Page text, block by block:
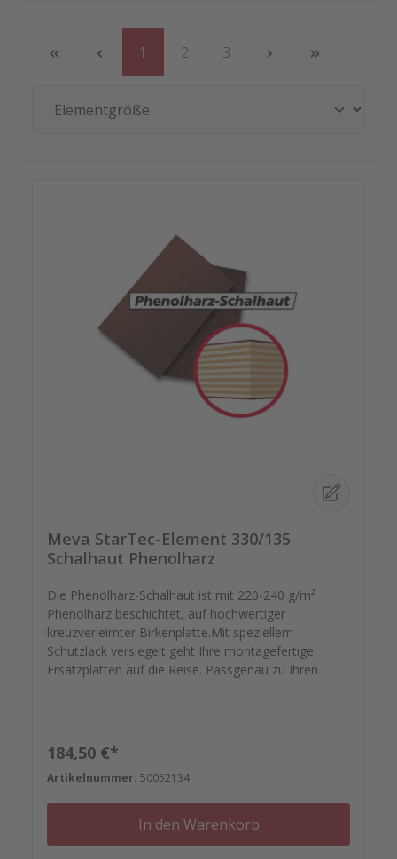
Seite
1 Seite
2 Seite
3
Meva StarTec-Element 330/135
Schalhaut Phenolharz
Die Phenolharz-Schalhaut ist mit 220-240 g/m²
Phenolharz beschichtet, auf hochwertiger
kreuzverleimter Birkenplatte.Mit speziellem
Schutzlack versiegelt geht Ihre montagefertige
Ersatzplatten auf die Reise. Passgenau zu Ihren
Nieten, Schrauben, Kunststoffeinsätzen bis zu
Reparaturplättchen.
Regulärer Preis:
184,50 €*
Artikelnummer: 50052134
In den Warenkorb